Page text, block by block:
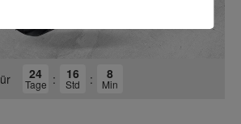
24
Tage : 16
Std : 8
Min